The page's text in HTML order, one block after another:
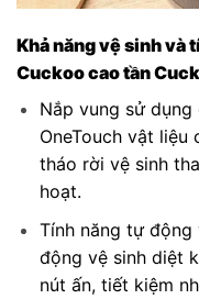
Khả năng vệ sinh và
Cuckoo cao tần
Nắp vung sử dụng
OneTouch vật
tháo rời vệ sinh
hoạt.
Tính năng tự động
động vệ sinh diệt
nút ấn, tiết kiệm